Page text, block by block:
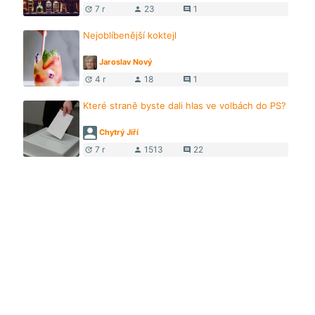
update 7 r person 23 comment 1
Nejoblíbenější koktejl
Jaroslav Nový
update 4 r person 18 comment 1
Které straně byste dali hlas ve volbách do PS?
Chytrý Jiří
update 7 r person 1513 comment 22